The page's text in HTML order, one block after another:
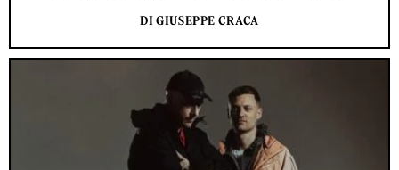
DI GIUSEPPE CRACA